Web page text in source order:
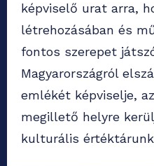
képviselő urat arra,
létrehozásában és
fontos szerepet
Magyarországról
emlékét képviselje,
megillető helyre
kulturális